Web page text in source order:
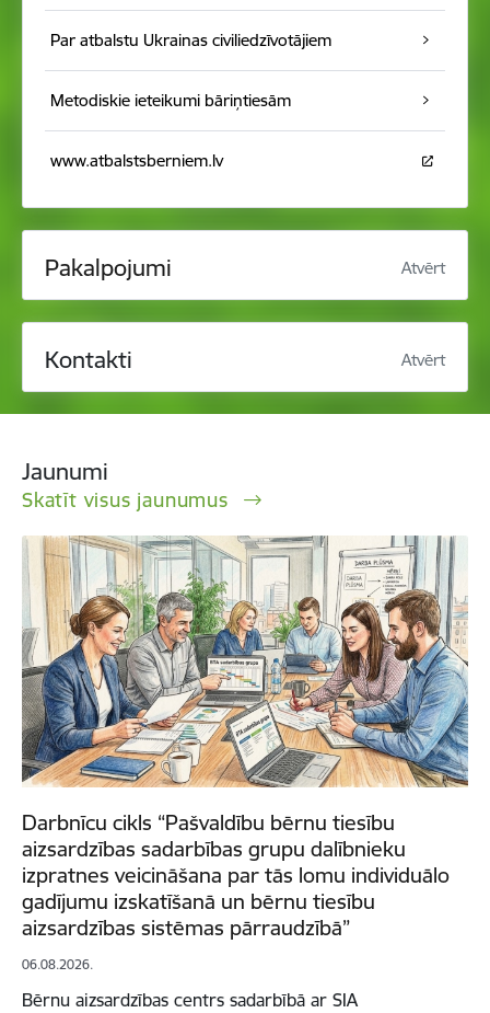
Par atbalstu Ukrainas civiliedzīvotājiem
Metodiskie ieteikumi bāriņtiesām
www.atbalstsberniem.lv
Pakalpojumi Atvērt
Kontakti Atvērt
Jaunumi
Skatīt visus jaunumus
Darbnīcu cikls “Pašvaldību bērnu tiesību
aizsardzības sadarbības grupu dalībnieku
izpratnes veicināšana par tās lomu individuālo
gadījumu izskatīšanā un bērnu tiesību
aizsardzības sistēmas pārraudzībā”
06.08.2026.
Bērnu aizsardzības centrs sadarbībā ar SIA